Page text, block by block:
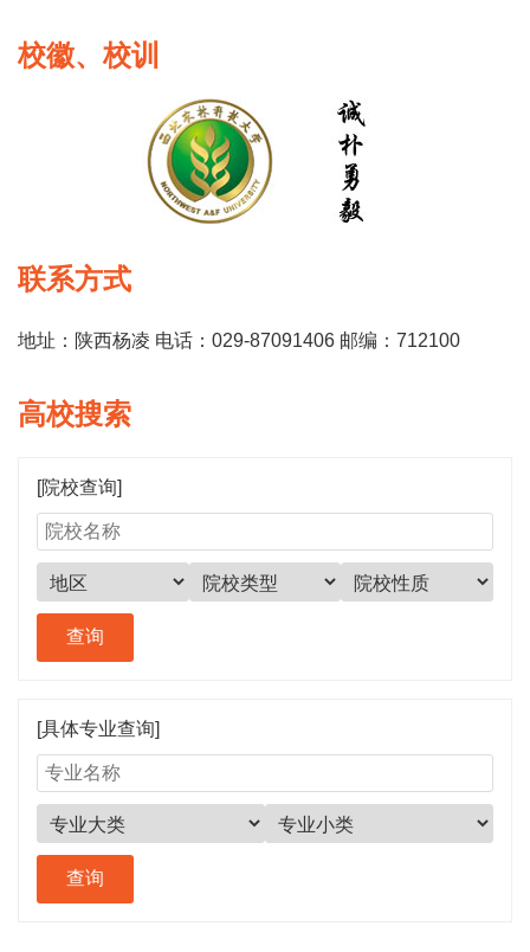
校徽、校训
联系方式
地址：陕西杨凌 电话：029-87091406 邮编：712100
高校搜索
[院校查询]
[具体专业查询]